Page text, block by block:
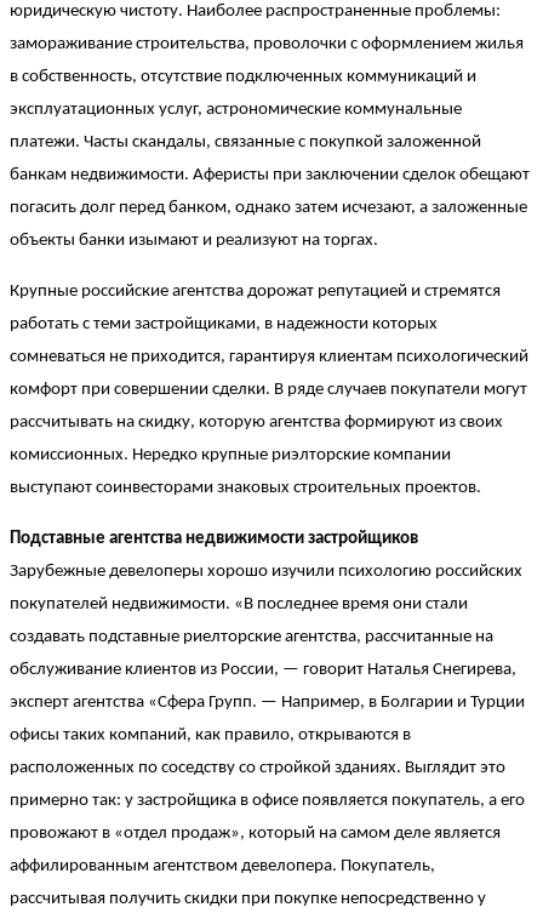
юридическую чистоту. Наиболее распространенные проблемы:
замораживание строительства, проволочки с оформлением жилья
в собственность, отсутствие подключенных коммуникаций и
эксплуатационных услуг, астрономические коммунальные
платежи. Часты скандалы, связанные с покупкой заложенной
банкам недвижимости. Аферисты при заключении сделок обещают
погасить долг перед банком, однако затем исчезают, а заложенные
объекты банки изымают и реализуют на торгах.
Крупные российские агентства дорожат репутацией и стремятся
работать с теми застройщиками, в надежности которых
сомневаться не приходится, гарантируя клиентам психологический
комфорт при совершении сделки. В ряде случаев покупатели могут
рассчитывать на скидку, которую агентства формируют из своих
комиссионных. Нередко крупные риэлторские компании
выступают соинвесторами знаковых строительных проектов.
Подставные агентства недвижимости застройщиков
Зарубежные девелоперы хорошо изучили психологию российских
покупателей недвижимости. «В последнее время они стали
создавать подставные риелторские агентства, рассчитанные на
обслуживание клиентов из России, — говорит Наталья Снегирева,
эксперт агентства «Сфера Групп. — Например, в Болгарии и Турции
офисы таких компаний, как правило, открываются в
расположенных по соседству со стройкой зданиях. Выглядит это
примерно так: у застройщика в офисе появляется покупатель, а его
провожают в «отдел продаж», который на самом деле является
аффилированным агентством девелопера. Покупатель,
рассчитывая получить скидки при покупке непосредственно у